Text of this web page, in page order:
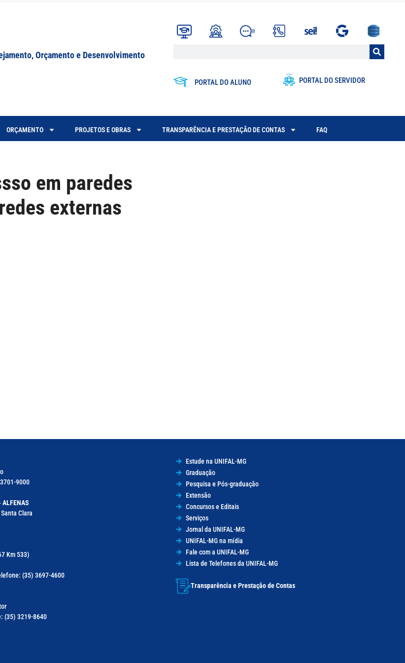
Orçamento e Desenvolvimento
PORTAL DO ALUNO PORTAL DO SERVIDOR
ORÇAMENTO PROJETOS E OBRAS TRANSPARÊNCIA E PRESTAÇÃO DE CONTAS FAQ
em paredes
externas
9000
ALFENAS
Clara
Km 533)
(35) 3697-4600
(35) 3219-8640
Estude na UNIFAL-MG
Graduação
Pesquisa e Pós-graduação
Extensão
Concursos e Editais
Serviços
Jornal da UNIFAL-MG
UNIFAL-MG na mídia
Fale com a UNIFAL-MG
Lista de Telefones da UNIFAL-MG
Transparência e Prestação de Contas